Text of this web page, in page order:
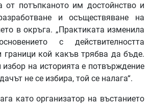
от потъпканото им достойнство и
и осъществяване на
в окръга. „Практиката изменила
с действителността
граници кой какъв трябва да бъде.
избор на историята е потвърждение
не се избира, той се налага“.
като организатор на въстанието